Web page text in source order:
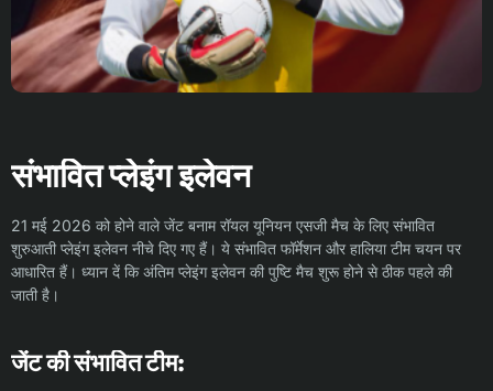
संभावित प्लेइंग इलेवन
21 मई 2026 को होने वाले जेंट बनाम रॉयल यूनियन एसजी मैच के लिए संभावित
शुरुआती प्लेइंग इलेवन नीचे दिए गए हैं। ये संभावित फॉर्मेशन और हालिया टीम चयन पर
आधारित हैं। ध्यान दें कि अंतिम प्लेइंग इलेवन की पुष्टि मैच शुरू होने से ठीक पहले की
जाती है।
जेंट की संभावित टीम: